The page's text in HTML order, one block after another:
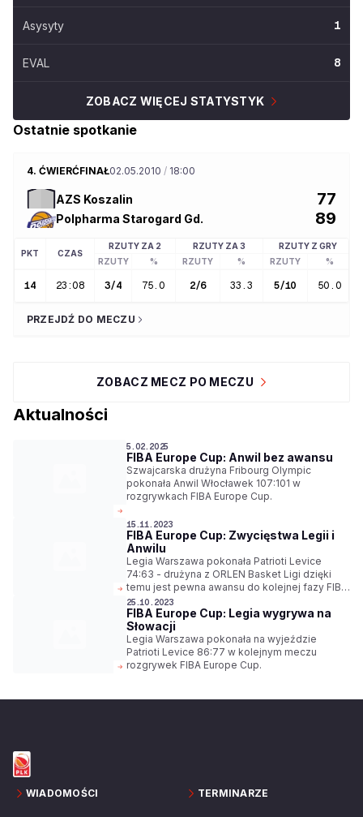
Asysyty 1
EVAL 8
ZOBACZ WIĘCEJ STATYSTYK
Ostatnie spotkanie
4. ĆWIERĆFINAŁ02.05.2010 / 18:00
AZS Koszalin 77
Polpharma Starogard Gd. 89
PKT CZAS
RZUTY ZA 2 RZUTY ZA 3
RZUTY Z GRY
RZUTY
% RZUTY % RZUTY %
14 23:08 3/4 75.0 2/6 33.3 5/10 50.0
PRZEJDŹ DO MECZU
ZOBACZ MECZ PO MECZU
Aktualności
5.02.2025
FIBA Europe Cup: Anwil bez awansu
Szwajcarska drużyna Fribourg Olympic
pokonała Anwil Włocławek 107:101 w
rozgrywkach FIBA Europe Cup.
15.11.2023
FIBA Europe Cup: Zwycięstwa Legii i
Anwilu
Legia Warszawa pokonała Patrioti Levice
74:63 - drużyna z ORLEN Basket Ligi dzięki
temu jest pewna awansu do kolejnej fazy FIBA
Europe Cup. Swój mecz wygrał też Anwil
Włocławek - 93:72 z Caledonia Gladiators.
PGE Spójnia Stargard na wyjeździe musiała
uznać wyższość Niners Chemnitz - 97:75.
25.10.2023
FIBA Europe Cup: Legia wygrywa na
Słowacji
Legia Warszawa pokonała na wyjeździe
Patrioti Levice 86:77 w kolejnym meczu
rozgrywek FIBA Europe Cup.
WIADOMOŚCI TERMINARZE